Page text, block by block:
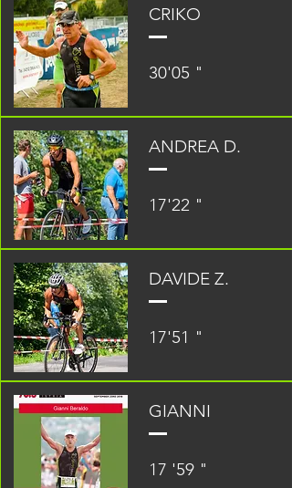
CRIKO
30'05 "
ANDREA D.
17'22 "
DAVIDE Z.
17'51 "
GIANNI
17 '59 "